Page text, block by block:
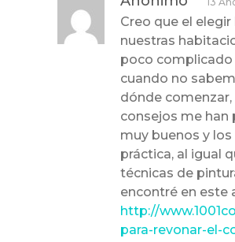
Creo que el
nuestras
poco
cuando no
dónde
consejos me han
muy buenos y
práctica, al igual
técnicas de
encontré en este
http://
para-revonar-el-